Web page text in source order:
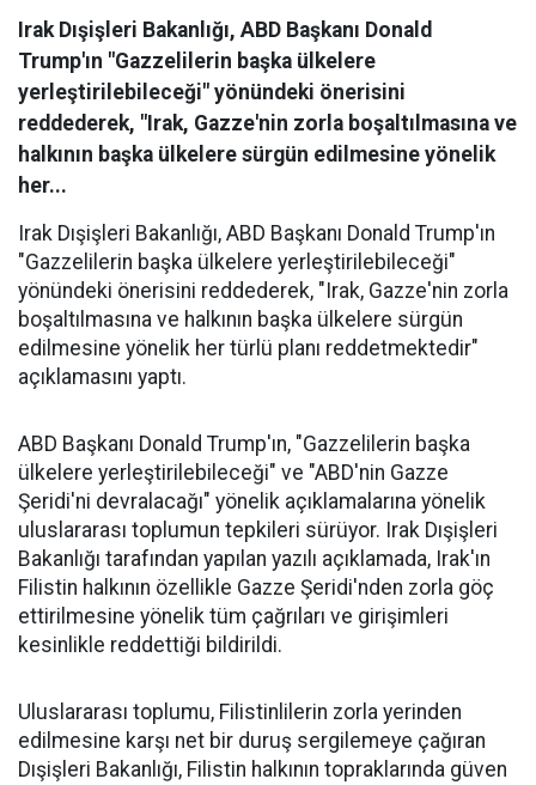
Irak Dışişleri Bakanlığı, ABD Başkanı Donald
Trump'ın "Gazzelilerin başka ülkelere
yerleştirilebileceği" yönündeki önerisini
reddederek, "Irak, Gazze'nin zorla boşaltılmasına ve
halkının başka ülkelere sürgün edilmesine yönelik
her...
Irak Dışişleri Bakanlığı, ABD Başkanı Donald Trump'ın
"Gazzelilerin başka ülkelere yerleştirilebileceği"
yönündeki önerisini reddederek, "Irak, Gazze'nin zorla
boşaltılmasına ve halkının başka ülkelere sürgün
edilmesine yönelik her türlü planı reddetmektedir"
açıklamasını yaptı.
ABD Başkanı Donald Trump'ın, "Gazzelilerin başka
ülkelere yerleştirilebileceği" ve "ABD'nin Gazze
Şeridi'ni devralacağı" yönelik açıklamalarına yönelik
uluslararası toplumun tepkileri sürüyor. Irak Dışişleri
Bakanlığı tarafından yapılan yazılı açıklamada, Irak'ın
Filistin halkının özellikle Gazze Şeridi'nden zorla göç
ettirilmesine yönelik tüm çağrıları ve girişimleri
kesinlikle reddettiği bildirildi.
Uluslararası toplumu, Filistinlilerin zorla yerinden
edilmesine karşı net bir duruş sergilemeye çağıran
Dışişleri Bakanlığı, Filistin halkının topraklarında güven